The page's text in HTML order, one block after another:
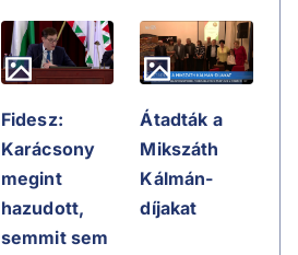
Fidesz:
Karácsony
megint
hazudott,
semmit sem
Átadták a
Mikszáth
Kálmán-
díjakat